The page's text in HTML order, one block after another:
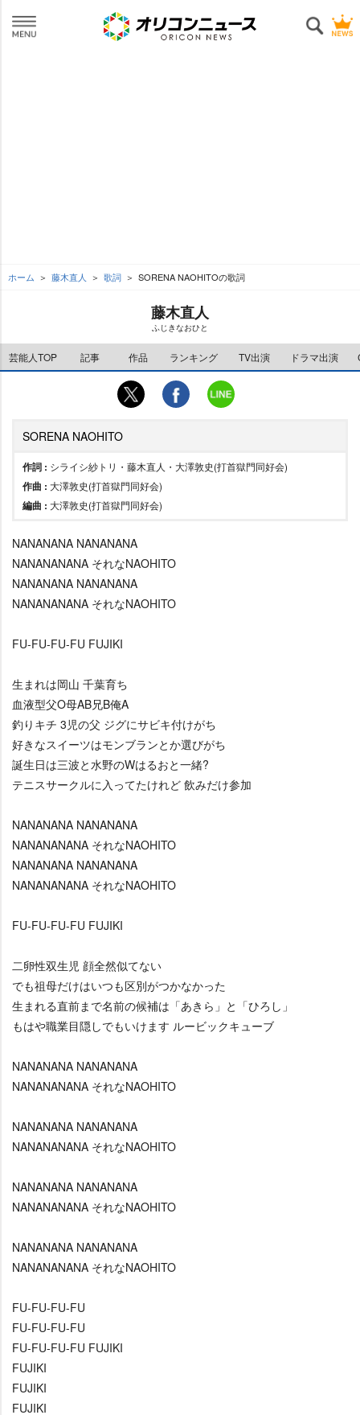
ホーム 藤木直人 歌詞 SORENA NAOHITOの歌詞
藤木直人
ふじきなおひと
芸能人TOP 記事 作品 ランキング TV出演 ドラマ出演
SORENA NAOHITO
作詞 : シライシ紗トリ・藤木直人・大澤敦史(打首獄門同好会)
作曲 : 大澤敦史(打首獄門同好会)
編曲 : 大澤敦史(打首獄門同好会)
NANANANA NANANANA
NANANANANA それなNAOHITO
NANANANA NANANANA
NANANANANA それなNAOHITO
FU-FU-FU-FU FUJIKI
生まれは岡山 千葉育ち
血液型父O母AB兄B俺A
釣りキチ 3児の父 ジグにサビキ付けがち
好きなスイーツはモンブランとか選びがち
誕生日は三波と水野のWはるおと一緒?
テニスサークルに入ってたけれど 飲みだけ参加
NANANANA NANANANA
NANANANANA それなNAOHITO
NANANANA NANANANA
NANANANANA それなNAOHITO
FU-FU-FU-FU FUJIKI
二卵性双生児 顔全然似てない
でも祖母だけはいつも区別がつかなかった
生まれる直前まで名前の候補は「あきら」と「ひろし」
もはや職業目隠しでもいけます ルービックキューブ
NANANANA NANANANA
NANANANANA それなNAOHITO
NANANANA NANANANA
NANANANANA それなNAOHITO
NANANANA NANANANA
NANANANANA それなNAOHITO
NANANANA NANANANA
NANANANANA それなNAOHITO
FU-FU-FU-FU
FU-FU-FU-FU
FU-FU-FU-FU FUJIKI
FUJIKI
FUJIKI
FUJIKI